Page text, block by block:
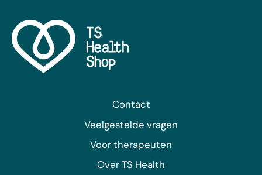
Contact
Veelgestelde vragen
Voor therapeuten
Over TS Health